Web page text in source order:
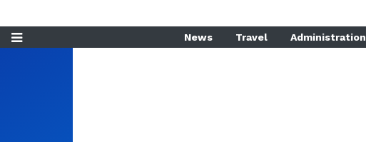
News Travel Administration